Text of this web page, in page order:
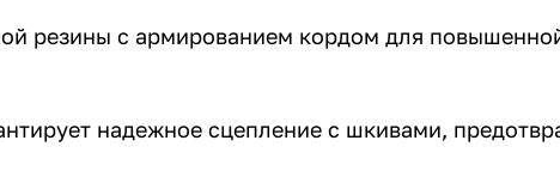
резины с армированием кордом для
надежное сцепление с шкивами,